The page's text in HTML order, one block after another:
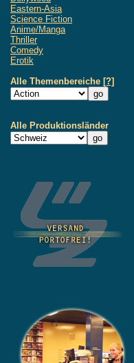
Eastern-Asia
Science Fiction
Anime/Manga
Thriller
Comedy
Erotik
Alle Themenbereiche [?]
Alle Produktionsländer